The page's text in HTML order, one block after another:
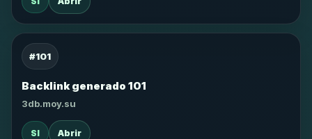
#101
Backlink generado 101
3db.moy.su
SI Abrir